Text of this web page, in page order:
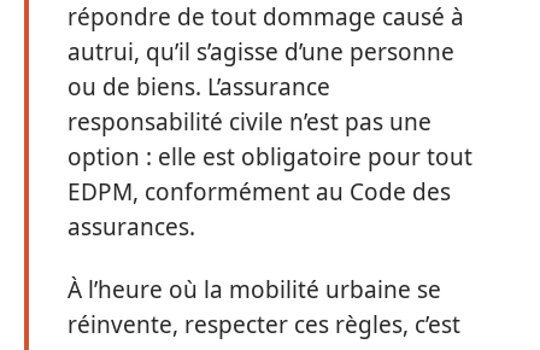
répondre de tout dommage causé à
autrui, qu’il s’agisse d’une personne
ou de biens. L’assurance
responsabilité civile n’est pas une
option : elle est obligatoire pour tout
EDPM, conformément au Code des
assurances.
À l’heure où la mobilité urbaine se
réinvente, respecter ces règles, c’est